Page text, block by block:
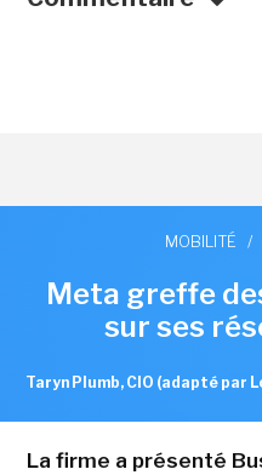
MOBILITÉ /
Meta greffe
sur ses
Taryn Plumb, CIO (adapté par
La firme a présenté